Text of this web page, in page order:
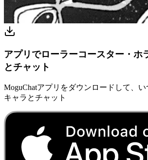
アプリでローラーコースター・ホ
とチャット
MoguChatアプリをダウンロードして、
キャラとチャット